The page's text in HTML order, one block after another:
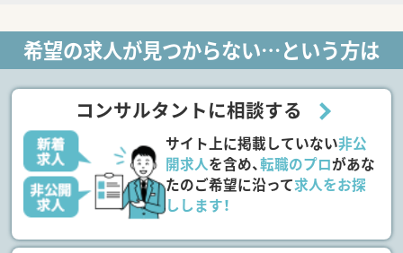
希望の求人が見つからない…という方は
コンサルタントに相談する
サイト上に掲載していない非公
開求人を含め、転職のプロがあな
たのご希望に沿って求人をお探
しします！